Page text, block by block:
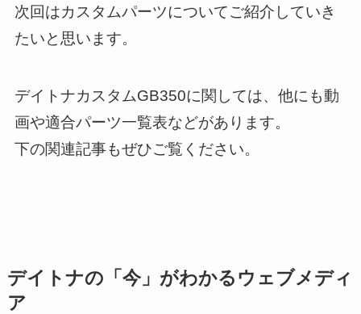
次回はカスタムパーツについてご紹介していき
たいと思います。
デイトナカスタムGB350に関しては、他にも動
画や適合パーツ一覧表などがあります。
下の関連記事もぜひご覧ください。
デイトナの「今」がわかるウェブメディ
ア